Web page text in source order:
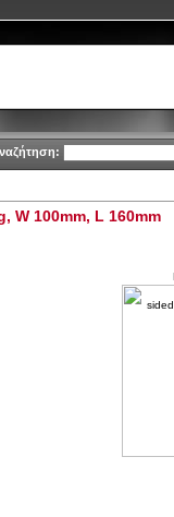
W 100mm, L 160mm